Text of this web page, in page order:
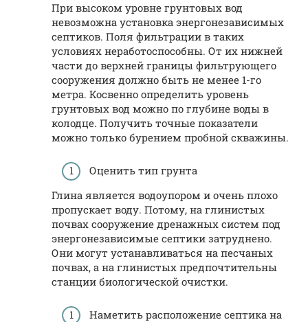
При высоком уровне грунтовых вод
невозможна установка энергонезависимых
септиков. Поля фильтрации в таких
условиях неработоспособны. От их нижней
части до верхней границы фильтрующего
сооружения должно быть не менее 1-го
метра. Косвенно определить уровень
грунтовых вод можно по глубине воды в
колодце. Получить точные показатели
можно только бурением пробной скважины.
Оценить тип грунта
Глина является водоупором и очень плохо
пропускает воду. Потому, на глинистых
почвах сооружение дренажных систем под
энергонезависимые септики затруднено.
Они могут устанавливаться на песчаных
почвах, а на глинистых предпочтительны
станции биологической очистки.
Наметить расположение септика на